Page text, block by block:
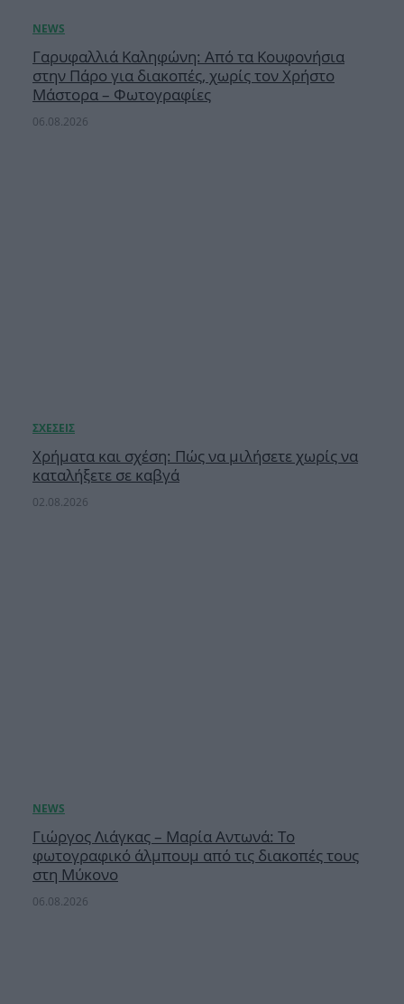
Γαρυφαλλιά Καληφώνη: Από τα Κουφονήσια
στην Πάρο για διακοπές, χωρίς τον Χρήστο
Μάστορα – Φωτογραφίες
06.08.2026
Χρήματα και σχέση: Πώς να μιλήσετε χωρίς να
καταλήξετε σε καβγά
02.08.2026
Γιώργος Λιάγκας – Μαρία Αντωνά: Το
φωτογραφικό άλμπουμ από τις διακοπές τους
στη Μύκονο
06.08.2026